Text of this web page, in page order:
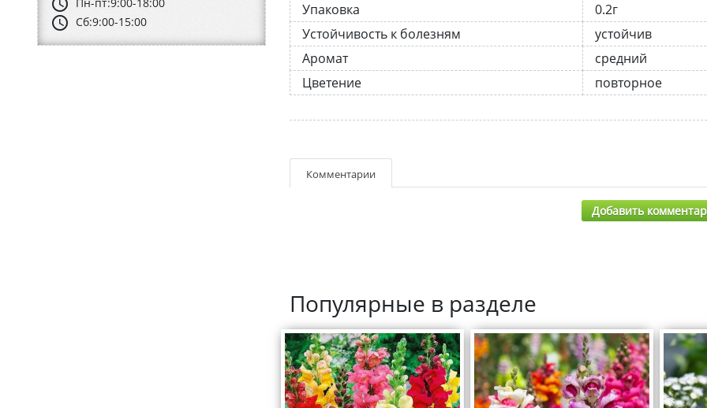
schedule
schedule Сб:9:00-15:00
Упаковка
0.2г
Устойчивость к болезням
устойчив
Аромат
средний
Цветение
повторное
Комментарии
Добавить
Популярные в разделе